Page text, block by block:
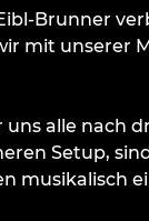
Brunner
mit unserer
alle nach
Setup,
musikalisch